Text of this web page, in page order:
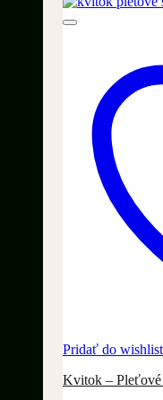
Pridať do
Kvitok – Pleťové